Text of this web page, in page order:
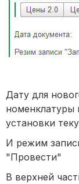
Дату для
номенклатуры
установки
И режим
"Провести"
В верхней